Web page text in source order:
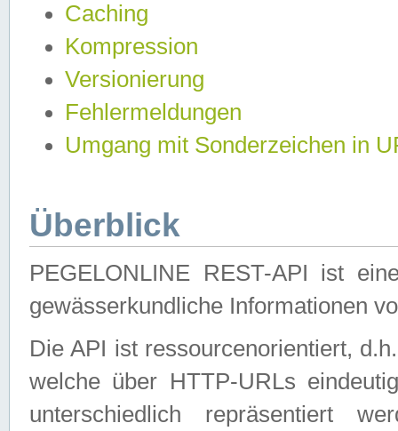
Caching
Kompression
Versionierung
Fehlermeldungen
Umgang mit Sonderzeichen in
Überblick
PEGELONLINE REST-API ist
gewässerkundliche Informationen
Die API ist ressourcenorientiert,
welche über HTTP-URLs
unterschiedlich repräsentiert